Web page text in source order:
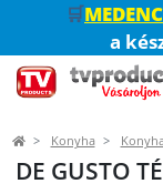
🛒
a
Konyha
DE GUSTO